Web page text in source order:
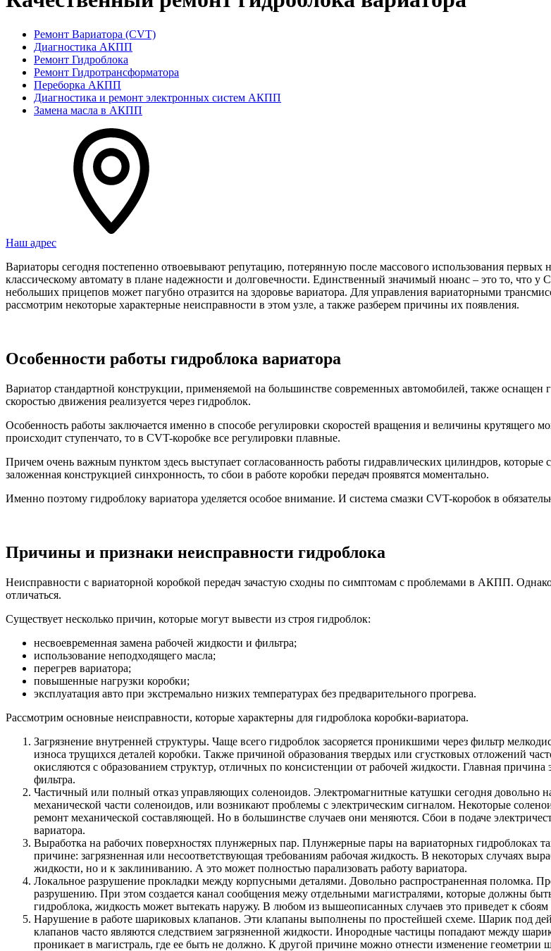
Ремонт Вариатора (CVT)
Диагностика АКПП
Ремонт Гидроблока
Ремонт Гидротрансформатора
Переборка АКПП
Диагностика и ремонт электронных систем АКПП
Замена масла в АКПП
Наш адрес
Вариаторы сегодня постепенно отвоевывают репутацию, потерянную после массового использования
классическому автомату в плане надежности и долговечности. Единственный значимый нюанс – это то, что у
небольших прицепов может пагубно отразится на здоровье вариатора. Для управления вариаторными
рассмотрим некоторые характерные неисправности в этом узле, а также разберем причины их появления.
Особенности работы гидроблока вариатора
Вариатор стандартной конструкции, применяемой на большинстве современных автомобилей, также
скоростью движения реализуется через гидроблок.
Особенность работы заключается именно в способе регулировки скоростей вращения и величины крутящего
происходит ступенчато, то в CVT-коробке все регулировки плавные.
Причем очень важным пунктом здесь выступает согласованность работы гидравлических цилиндров,
заложенная конструкцией синхронность, то сбои в работе коробки передач проявятся моментально.
Именно поэтому гидроблоку вариатора уделяется особое внимание. И система смазки CVT-коробок в
Причины и признаки неисправности гидроблока
Неисправности с вариаторной коробкой передач зачастую сходны по симптомам с проблемами в АКПП.
отличаться.
Существует несколько причин, которые могут вывести из строя гидроблок:
несвоевременная замена рабочей жидкости и фильтра;
использование неподходящего масла;
перегрев вариатора;
повышенные нагрузки коробки;
эксплуатация авто при экстремально низких температурах без предварительного прогрева.
Рассмотрим основные неисправности, которые характерны для гидроблока коробки-вариатора.
Загрязнение внутренней структуры. Чаще всего гидроблок засоряется проникшими через фильтр
износа трущихся деталей коробки. Также причиной образования твердых или сгустковых отложений
окисляются с образованием структур, отличных по консистенции от рабочей жидкости. Главная
фильтра.
Частичный или полный отказ управляющих соленоидов. Электромагнитные катушки сегодня довольно
механической части соленоидов, или возникают проблемы с электрическим сигналом. Некоторые
ремонт механической составляющей. Но в большинстве случаев они меняются. Сбои в подаче
вариатора.
Выработка на рабочих поверхностях плунжерных пар. Плунжерные пары на вариаторных гидроблоках
причине: загрязненная или несоответствующая требованиям рабочая жидкость. В некоторых случаях
жидкости, но и к заклиниванию. А это может полностью парализовать работу вариатора.
Локальное разрушение прокладки между корпусными деталями. Довольно распространенная поломка.
разрушению. При этом создается канал сообщения межу отдельными магистралями, которые должны
гидроблока, жидкость может вытекать наружу. В любом из вышеописанных случаев это приведет к сбоям
Нарушение в работе шариковых клапанов. Эти клапаны выполнены по простейшей схеме. Шарик под
клапанов часто являются следствием загрязненной жидкости. Инородные частицы попадают между
проникает в магистраль, где ее быть не должно. К другой причине можно отнести изменение геометрии